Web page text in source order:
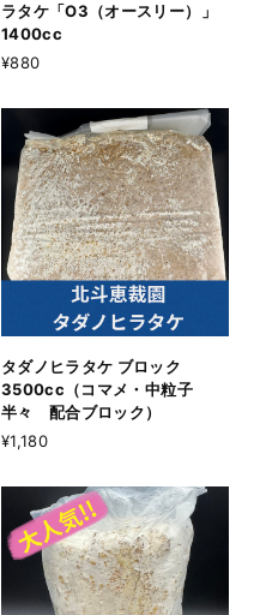
ラタケ「O3（オースリー）」
1400cc
¥880
タダノヒラタケ ブロック
3500cc（コマメ・中粒子
半々 配合ブロック）
¥1,180